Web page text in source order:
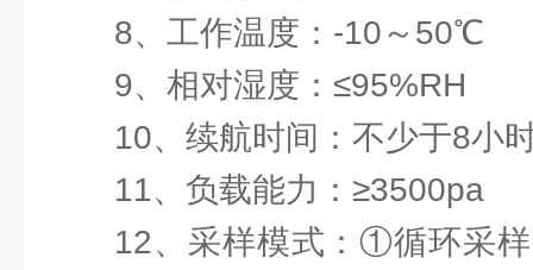
8、工作温度：-10～50℃
9、相对湿度：≤95%RH
10、续航时间：不少于8小
11、负载能力：≥3500pa
12、采样模式：①循环采